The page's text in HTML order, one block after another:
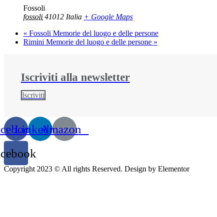
Fossoli
fossoli 41012 Italia + Google Maps
« Fossoli Memorie del luogo e delle persone
Rimini Memorie del luogo e delle persone »
Iscriviti alla newsletter​
Iscriviti
LinkedinAmazon
Copyright 2023 © All rights Reserved. Design by Elementor